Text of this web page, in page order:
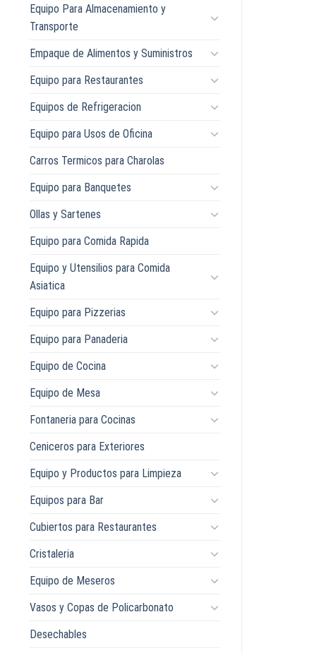
Equipo Para Almacenamiento y
Transporte
Empaque de Alimentos y Suministros
Equipo para Restaurantes
Equipos de Refrigeracion
Equipo para Usos de Oficina
Carros Termicos para Charolas
Equipo para Banquetes
Ollas y Sartenes
Equipo para Comida Rapida
Equipo y Utensilios para Comida
Asiatica
Equipo para Pizzerias
Equipo para Panaderia
Equipo de Cocina
Equipo de Mesa
Fontaneria para Cocinas
Ceniceros para Exteriores
Equipo y Productos para Limpieza
Equipos para Bar
Cubiertos para Restaurantes
Cristaleria
Equipo de Meseros
Vasos y Copas de Policarbonato
Desechables